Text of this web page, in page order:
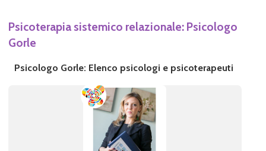
Psicoterapia sistemico relazionale: Psicologo
Gorle
Psicologo Gorle: Elenco psicologi e psicoterapeuti